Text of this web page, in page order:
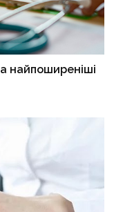
найпоширеніші